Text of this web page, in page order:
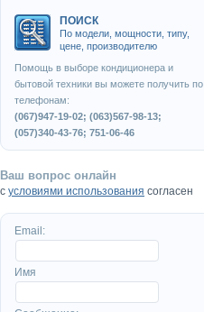
ПОИСК
По модели, мощности, типу,
цене, производителю
Помощь в выборе кондиционера и
бытовой техники вы можете получить по
телефонам:
(067)947-19-02; (063)567-98-13;
(057)340-43-76; 751-06-46
Ваш вопрос онлайн
с условиями использования согласен
Email:
Имя